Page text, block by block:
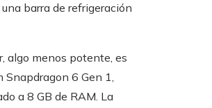
barra de refrigeración
algo menos potente, es
Snapdragon 6 Gen 1,
a 8 GB de RAM. La